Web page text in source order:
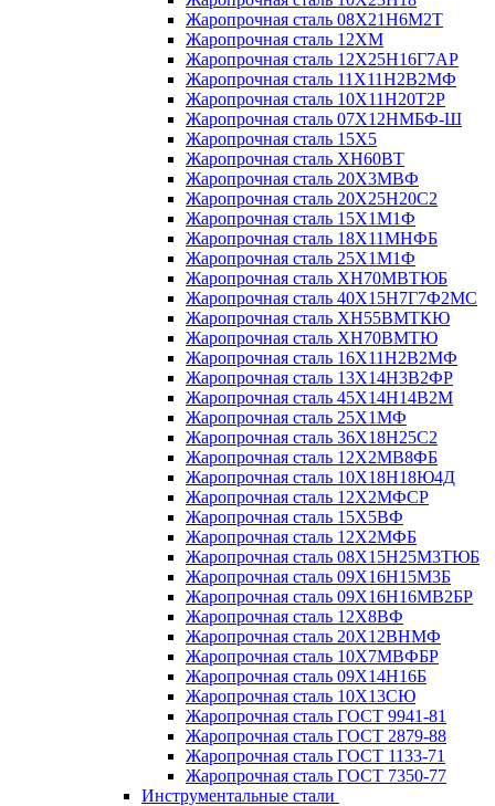
Жаропрочная сталь 08Х21Н6М2Т
Жаропрочная сталь 12ХМ
Жаропрочная сталь 12Х25Н16Г7АР
Жаропрочная сталь 11Х11Н2В2МФ
Жаропрочная сталь 10Х11Н20Т2Р
Жаропрочная сталь 07Х12НМБФ-Ш
Жаропрочная сталь 15Х5
Жаропрочная сталь ХН60ВТ
Жаропрочная сталь 20Х3МВФ
Жаропрочная сталь 20Х25Н20С2
Жаропрочная сталь 15Х1М1Ф
Жаропрочная сталь 18Х11МНФБ
Жаропрочная сталь 25Х1М1Ф
Жаропрочная сталь ХН70МВТЮБ
Жаропрочная сталь 40Х15Н7Г7Ф2МС
Жаропрочная сталь ХН55ВМТКЮ
Жаропрочная сталь ХН70ВМТЮ
Жаропрочная сталь 16Х11Н2В2МФ
Жаропрочная сталь 13Х14Н3В2ФР
Жаропрочная сталь 45Х14Н14В2М
Жаропрочная сталь 25Х1МФ
Жаропрочная сталь 36Х18Н25С2
Жаропрочная сталь 12Х2МВ8ФБ
Жаропрочная сталь 10Х18Н18Ю4Д
Жаропрочная сталь 12Х2МФСР
Жаропрочная сталь 15Х5ВФ
Жаропрочная сталь 12Х2МФБ
Жаропрочная сталь 08Х15Н25М3ТЮБ
Жаропрочная сталь 09Х16Н15М3Б
Жаропрочная сталь 09Х16Н16МВ2БР
Жаропрочная сталь 12Х8ВФ
Жаропрочная сталь 20Х12ВНМФ
Жаропрочная сталь 10Х7МВФБР
Жаропрочная сталь 09Х14Н16Б
Жаропрочная сталь 10Х13СЮ
Жаропрочная сталь ГОСТ 9941-81
Жаропрочная сталь ГОСТ 2879-88
Жаропрочная сталь ГОСТ 1133-71
Жаропрочная сталь ГОСТ 7350-77
Инструментальные стали